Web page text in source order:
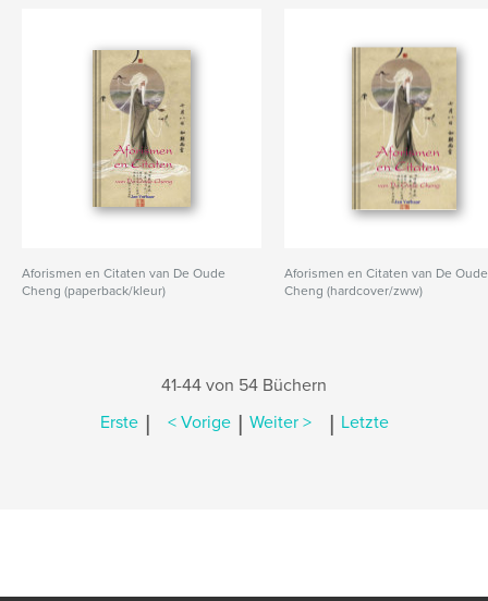
Aforismen en Citaten van De Oude
Cheng (paperback/kleur)
Aforismen en Citaten van De Oude
Cheng (hardcover/zww)
41-44 von 54 Büchern
Erste | < Vorige | Weiter > | Letzte